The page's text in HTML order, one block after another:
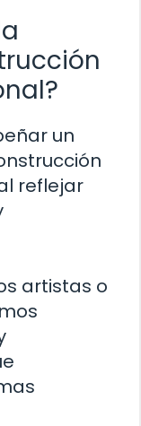
un
reflejar
artistas o